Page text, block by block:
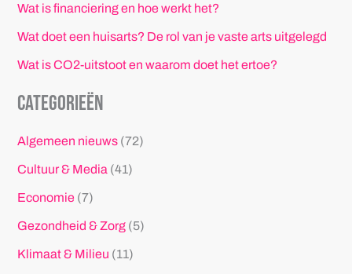
Wat is financiering en hoe werkt het?
Wat doet een huisarts? De rol van je vaste arts uitgelegd
Wat is CO2-uitstoot en waarom doet het ertoe?
Categorieën
Algemeen nieuws(72)
Cultuur & Media (41)
Economie(7)
Gezondheid & Zorg(5)
Klimaat & Milieu (11)